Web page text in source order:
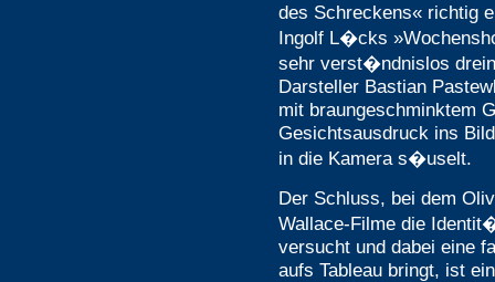
des Schreckens« richtig
Ingolf L�cks
sehr verst�ndnislos
Darsteller Bastian
mit braungeschminktem
Gesichtsausdruck ins
in die Kamera s�uselt.
Der Schluss, bei dem
Wallace-Filme die
versucht und dabei eine
aufs Tableau bringt, ist